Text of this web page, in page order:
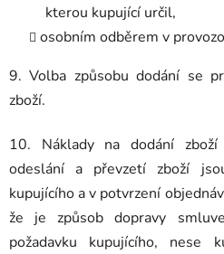
kterou kupující určil,
osobním odběrem v
9.Volba způsobu dodání se
zboží.
10. Náklady na dodání
odeslání a převzetí zboží
kupujícího a v potvrzení
že je způsob dopravy
požadavku kupujícího, nese